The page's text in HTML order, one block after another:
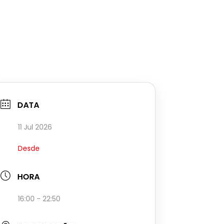
DATA
11 Jul 2026
Desde
HORA
16:00 - 22:50